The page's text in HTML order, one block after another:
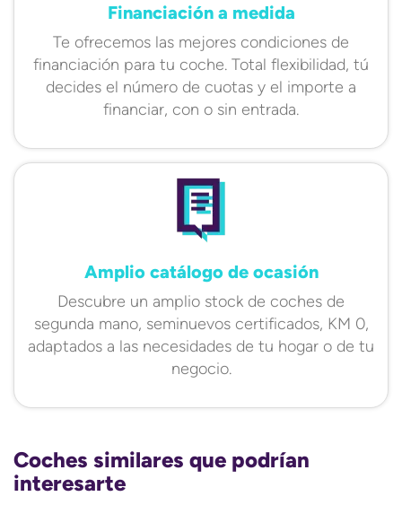
Financiación a medida
Te ofrecemos las mejores condiciones de
financiación para tu coche. Total flexibilidad, tú
decides el número de cuotas y el importe a
financiar, con o sin entrada.
Amplio catálogo de ocasión
Descubre un amplio stock de coches de
segunda mano, seminuevos certificados, KM 0,
adaptados a las necesidades de tu hogar o de tu
negocio.
Coches similares que podrían
interesarte